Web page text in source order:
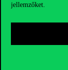
jellemzőket.
Sajtó:press@uni-